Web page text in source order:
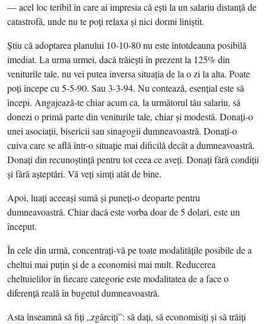
— acel loc teribil în care ai impresia că eşti la un salariu distanţă de
catastrofă, unde nu te poţi relaxa şi nici dormi liniştit.
Ştiu că adoptarea planului 10-10-80 nu este întotdeauna posibilă
imediat. La urma urmei, dacă trăieşti în prezent la 125% din
veniturile tale, nu vei putea inversa situaţia de la o zi la alta. Poate
poţi începe cu 5-5-90. Sau 3-3-94. Nu contează, esenţial este să
începi. Angajează-te chiar acum ca, la următorul tău salariu, să
donezi o primă parte din veniturile tale, chiar şi modestă. Donaţi-o
unei asociaţii, bisericii sau sinagogii dumneavoastră. Donaţi-o
cuiva care se află într-o situaţie mai dificilă decât a dumneavoastră.
Donaţi din recunoştinţă pentru tot ceea ce aveţi. Donaţi fără condiţii
şi fără aşteptări. Vă veţi simţi atât de bine.
Apoi, luaţi aceeaşi sumă şi puneţi-o deoparte pentru
dumneavoastră. Chiar dacă este vorba doar de 5 dolari, este un
început.
În cele din urmă, concentraţi-vă pe toate modalităţile posibile de a
cheltui mai puţin şi de a economisi mai mult. Reducerea
cheltuielilor în fiecare categorie este modalitatea de a face o
diferenţă reală în bugetul dumneavoastră.
Asta înseamnă să fiţi „zgârciţi”: să daţi, să economisiţi şi să trăiţi